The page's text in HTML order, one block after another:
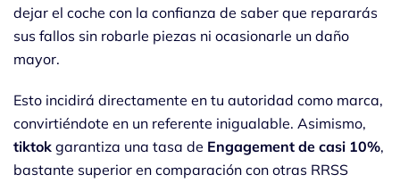
dejar el coche con la confianza de saber que repararás
sus fallos sin robarle piezas ni ocasionarle un daño
mayor.
Esto incidirá directamente en tu autoridad como marca,
convirtiéndote en un referente inigualable. Asimismo,
tiktok garantiza una tasa de Engagement de casi 10%,
bastante superior en comparación con otras RRSS